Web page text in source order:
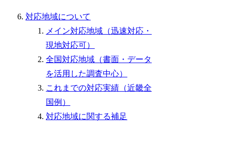
対応地域について
メイン対応地域（迅速対応・
現地対応可）
全国対応地域（書面・データ
を活用した調査中心）
これまでの対応実績（近畿全
国例）
対応地域に関する補足